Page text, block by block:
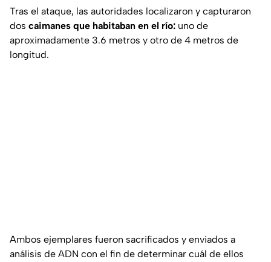
Tras el ataque, las autoridades localizaron y capturaron
dos caimanes que habitaban en el río: uno de
aproximadamente 3.6 metros y otro de 4 metros de
longitud.
Ambos ejemplares fueron sacrificados y enviados a
análisis de ADN con el fin de determinar cuál de ellos